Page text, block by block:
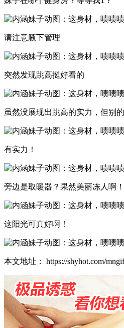
请注意腋下管理
突然发现跳高挺好看的
虽然没展现出跳高的实力，但别
有实力！
旁边是取暖器？果然美丽冻人啊！
这阳光可真好啊！
本文地址： https://shyhot.com/